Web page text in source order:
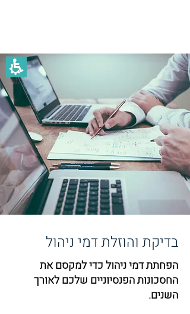
בדיקת והוזלת דמי ניהול
הפחתת דמי ניהול כדי למקסם את
החסכונות הפנסיוניים שלכם לאורך
השנים.